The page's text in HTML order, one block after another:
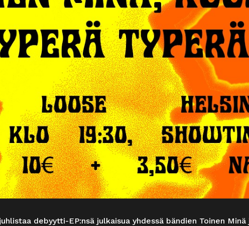
debyytti-EP:nsä julkaisua yhdessä bändien Toinen